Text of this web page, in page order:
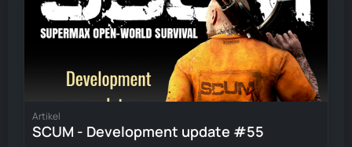
Artikel
SCUM - Development update #55